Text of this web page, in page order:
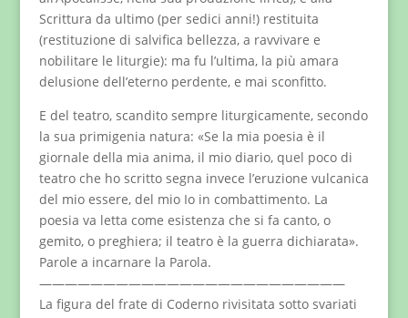
Scrittura da ultimo (per sedici anni!) restituita
(restituzione di salvifica bellezza, a ravvivare e
nobilitare le liturgie): ma fu l’ultima, la più amara
delusione dell’eterno perdente, e mai sconfitto.
E del teatro, scandito sempre liturgicamente, secondo
la sua primigenia natura: «Se la mia poesia è il
giornale della mia anima, il mio diario, quel poco di
teatro che ho scritto segna invece l’eruzione vulcanica
del mio essere, del mio Io in combattimento. La
poesia va letta come esistenza che si fa canto, o
gemito, o preghiera; il teatro è la guerra dichiarata».
Parole a incarnare la Parola.
————————————————————————
La figura del frate di Coderno rivisitata sotto svariati